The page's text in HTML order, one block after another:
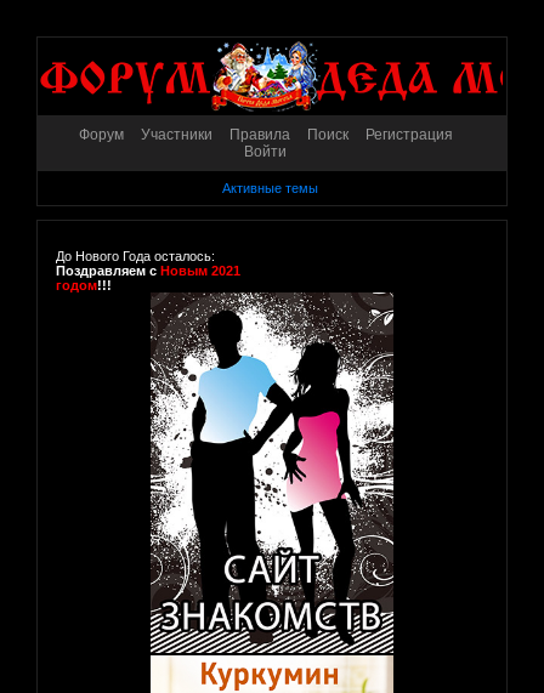
Форум Участники Правила Поиск
Регистрация
Войти
Активные темы
До Нового Года осталось:
Поздравляем с Новым 2021
годом!!!